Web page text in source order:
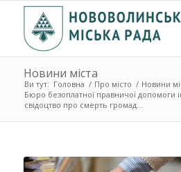
Новини міста
Ви тут: Головна / Про місто / Новини
Бюро безоплатної правничої допомоги
свідоцтво про смерть громад...